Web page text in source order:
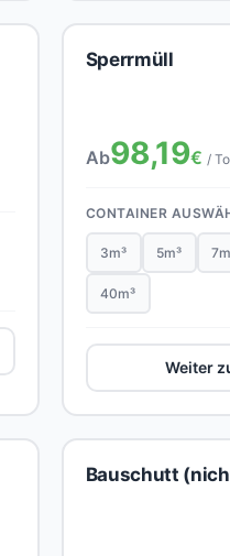
Sperrmüll
Ab98,19€ /
CONTAINER
3m³ 5m³
40m³
Weiter
Bauschutt